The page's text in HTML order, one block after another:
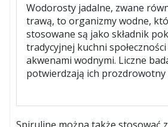
Wodorosty jadalne, zwane
trawą, to organizmy wodne,
stosowane są jako składnik
tradycyjnej kuchni
akwenami wodnymi. Liczne
potwierdzają ich prozdrowotny